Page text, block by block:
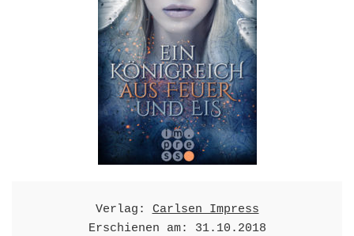
Verlag: Carlsen Impress
Erschienen am: 31.10.2018